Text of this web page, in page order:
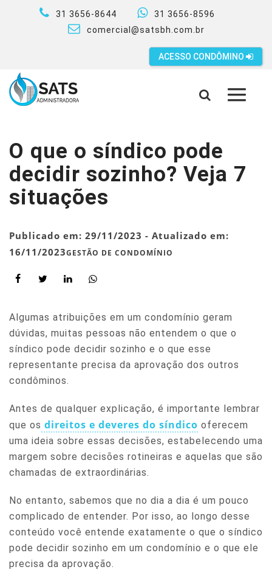
31 3656-8644
31 3656-8596
comercial@satsbh.com.br
ACESSO CONDÔMINO
MENU
O que o síndico pode
decidir sozinho? Veja 7
situações
Publicado em: 29/11/2023 - Atualizado em:
16/11/2023GESTÃO DE CONDOMÍNIO
Algumas atribuições em um condomínio geram
dúvidas, muitas pessoas não entendem o que o
síndico pode decidir sozinho e o que esse
representante precisa da aprovação dos outros
condôminos.
Antes de qualquer explicação, é importante lembrar
que os direitos e deveres do síndico oferecem
uma ideia sobre essas decisões, estabelecendo uma
margem sobre decisões rotineiras e aquelas que são
chamadas de extraordinárias.
No entanto, sabemos que no dia a dia é um pouco
complicado de entender. Por isso, ao longo desse
conteúdo você entende exatamente o que o síndico
pode decidir sozinho em um condomínio e o que ele
precisa da aprovação.